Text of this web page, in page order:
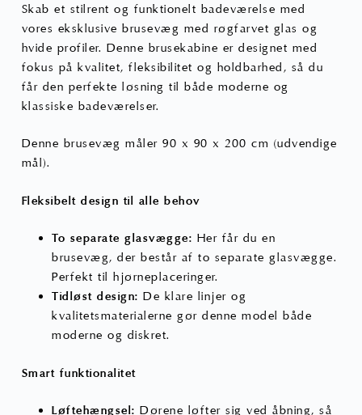
Skab et stilrent og funktionelt badeværelse med
vores eksklusive brusevæg med røgfarvet glas og
hvide profiler. Denne brusekabine er designet med
fokus på kvalitet, fleksibilitet og holdbarhed, så du
får den perfekte løsning til både moderne og
klassiske badeværelser.
Denne brusevæg måler 90 x 90 x 200 cm (udvendige
mål).
Fleksibelt design til alle behov
To separate glasvægge: Her får du en
brusevæg, der består af to separate glasvægge.
Perfekt til hjørneplaceringer.
Tidløst design: De klare linjer og
kvalitetsmaterialerne gør denne model både
moderne og diskret.
Smart funktionalitet
Løftehængsel: Dørene løfter sig ved åbning, så